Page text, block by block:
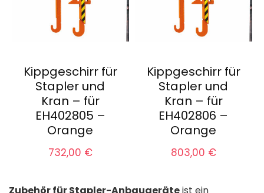
Kippgeschirr für
Stapler und
Kran – für
EH402805 –
Orange
732,00 €
Kippgeschirr für
Stapler und
Kran – für
EH402806 –
Orange
803,00 €
Zubehör für Stapler-Anbaugeräteist ein